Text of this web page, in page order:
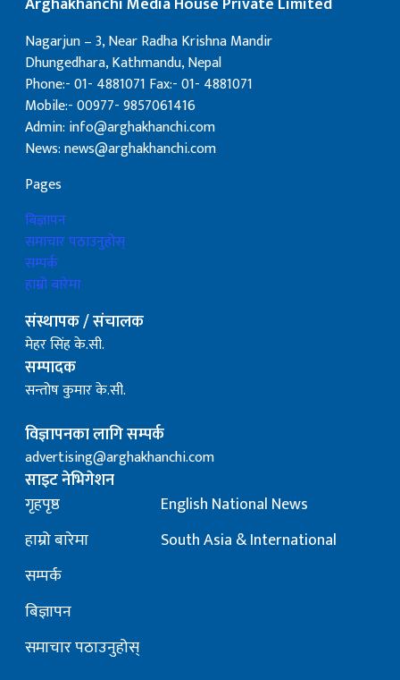
Nagarjun – 3, Near Radha Krishna Mandir
Dhungedhara, Kathmandu, Nepal
Phone:- 01- 4881071 Fax:- 01- 4881071
Mobile:- 00977- 9857061416
Admin: info@arghakhanchi.com
News: news@arghakhanchi.com
Pages
बिज्ञापन
समाचार पठाउनुहोस्
सम्पर्क
हाम्रो बारेमा
संस्थापक / संचालक
मेहर सिंह के.सी.
सम्पादक
सन्तोष कुमार के.सी.
विज्ञापनका लागि सम्पर्क
advertising@arghakhanchi.com
साइट नेभिगेशन
गृहपृष्ठ
हाम्रो बारेमा
सम्पर्क
बिज्ञापन
समाचार पठाउनुहोस्
English National News
South Asia & International